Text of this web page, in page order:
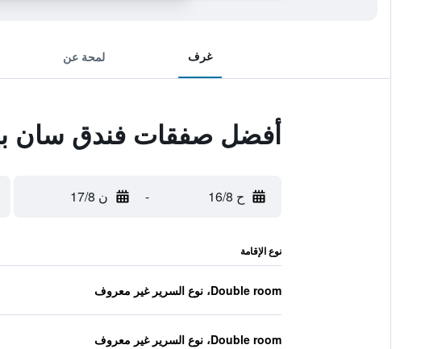
غرف لمحة عن
أفضل صفقات فندق سان
ح 16/8 - ن 17/8
نوع الإقامة
Double room، نوع السرير غير معروف
Double room، نوع السرير غير معروف